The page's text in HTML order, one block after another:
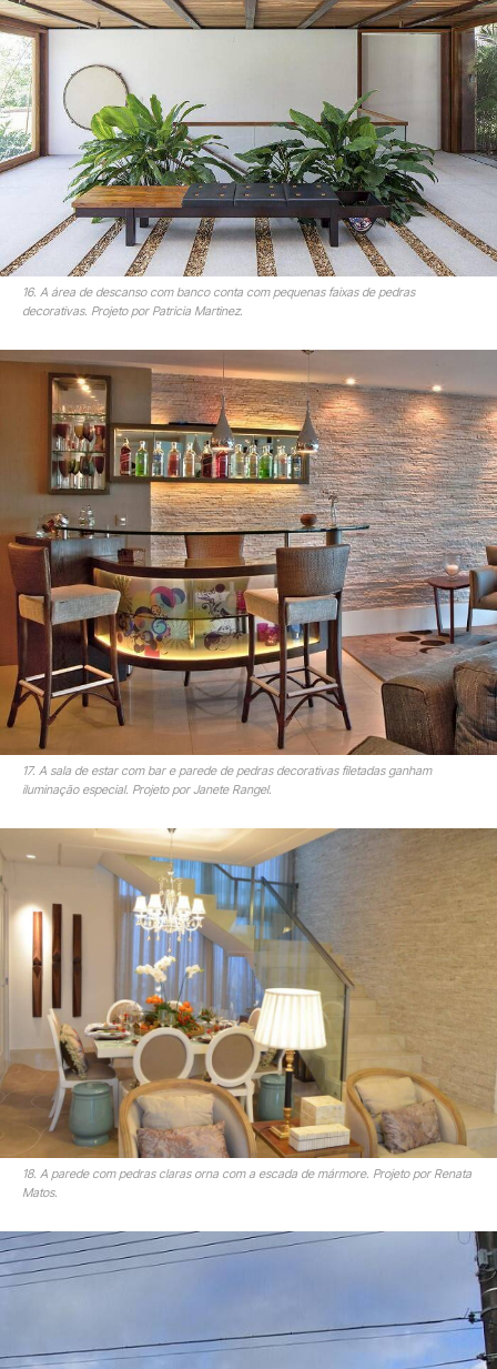
16. A área de descanso com banco conta com pequenas faixas de pedras
decorativas. Projeto por Patricia Martinez.
17. A sala de estar com bar e parede de pedras decorativas filetadas ganham
iluminação especial. Projeto por Janete Rangel.
18. A parede com pedras claras orna com a escada de mármore. Projeto por Renata
Matos.